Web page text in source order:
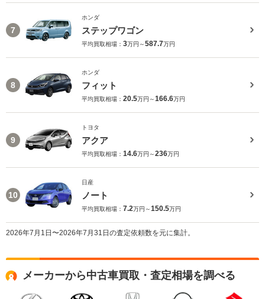
7
ホンダ
ステップワゴン
平均買取相場： 3万円～587.7万円
8
ホンダ
フィット
平均買取相場： 20.5万円～166.6万円
9
トヨタ
アクア
平均買取相場： 14.6万円～236万円
10
日産
ノート
平均買取相場： 7.2万円～150.5万円
2026年7月1日〜2026年7月31日の査定依頼数を元に集計。
メーカーから中古車買取・査定相場を調べる